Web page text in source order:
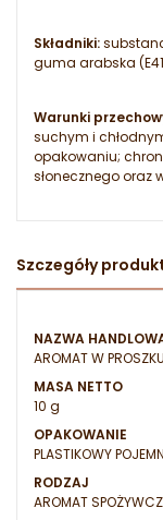
Składniki:
guma arabska
Warunki
suchym i
opakowaniu;
słonecznego oraz
Szczegóły
NAZWA
AROMAT W
MASA NETTO
10 g
OPAKOWANIE
PLASTIKOWY
RODZAJ
AROMAT